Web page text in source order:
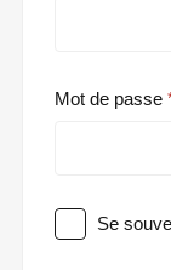
Mot de passe
Se